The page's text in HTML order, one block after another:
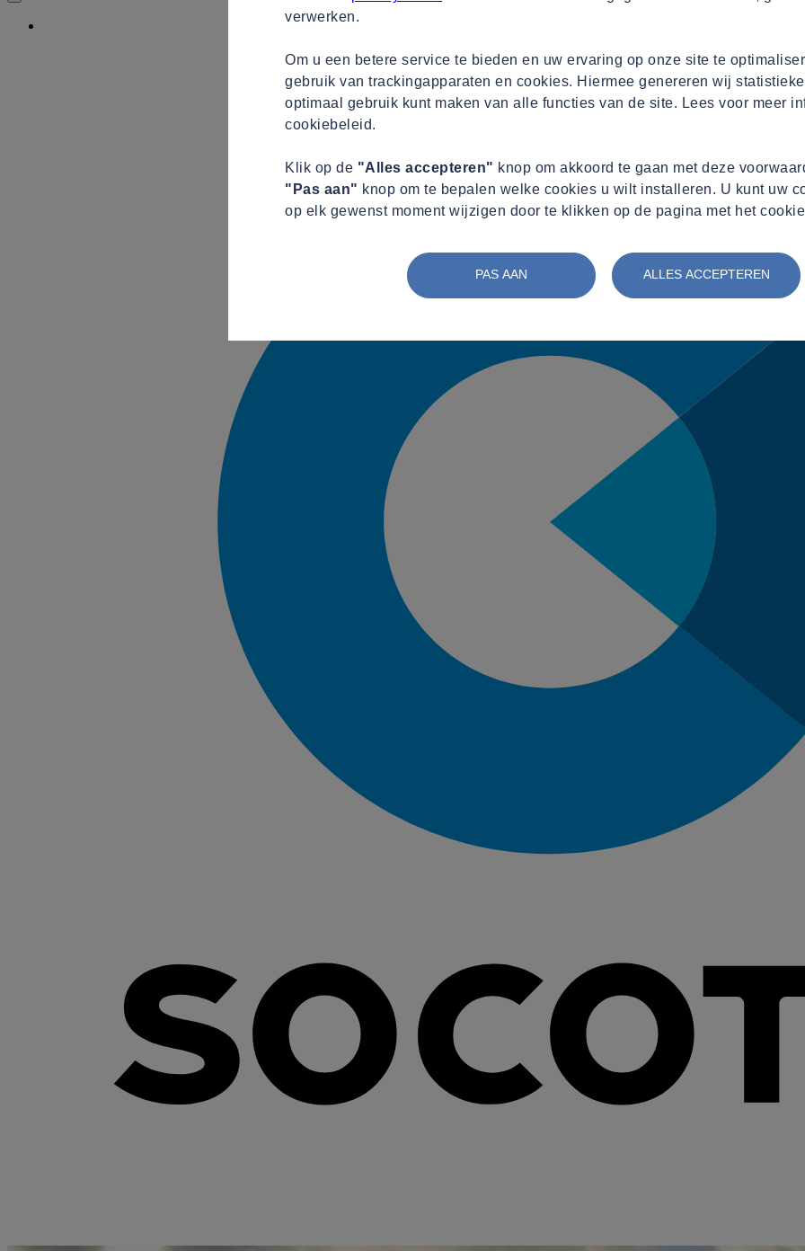
verwerken.
Om u een betere service te bieden en uw ervaring op onze site te
gebruik van trackingapparaten en cookies. Hiermee genereren wij
optimaal gebruik kunt maken van alle functies van de site. Lees voor meer
cookiebeleid.
Klik op de "Alles accepteren" knop om akkoord te gaan met deze
"Pas aan" knop om te bepalen welke cookies u wilt installeren. U kunt uw
op elk gewenst moment wijzigen door te klikken op de pagina met het
PAS AAN ALLES ACCEPTEREN